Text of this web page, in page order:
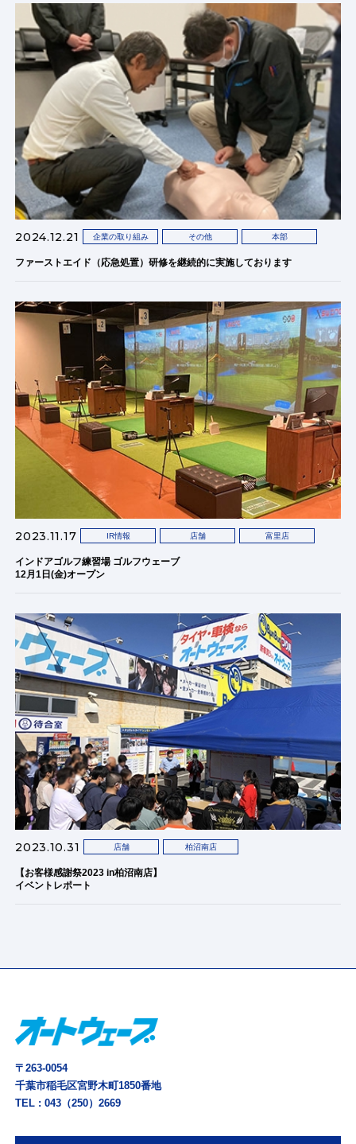
2024.12.21 企業の取り組み その他 本部
ファーストエイド（応急処置）研修を継続的に実施しております
2023.11.17 IR情報 店舗 富里店
インドアゴルフ練習場 ゴルフウェーブ
12月1日(金)オープン
2023.10.31 店舗 柏沼南店
【お客様感謝祭2023 in柏沼南店】
イベントレポート
〒263-0054
千葉市稲毛区宮野木町1850番地
TEL :043（250）2669